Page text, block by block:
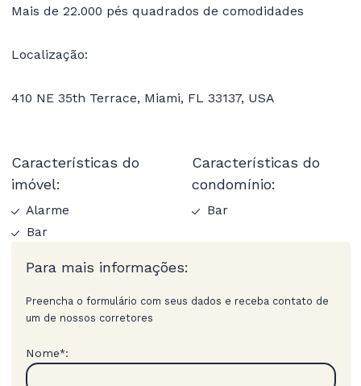
Mais de 22.000 pés quadrados de comodidades
Localização:
410 NE 35th Terrace, Miami, FL 33137, USA
Características do
imóvel:
Alarme
Bar
Características do
condomínio:
Bar
Para mais informações:
Preencha o formulário com seus dados e receba contato de
um de nossos corretores
Nome*: